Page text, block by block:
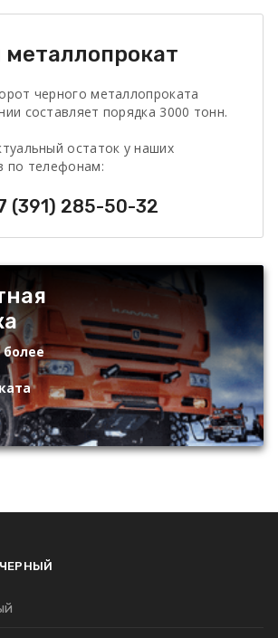
черного металлопроката
составляет порядка 3000 тонн.
остаток у наших
по телефонам:
(391) 285-50-32
более